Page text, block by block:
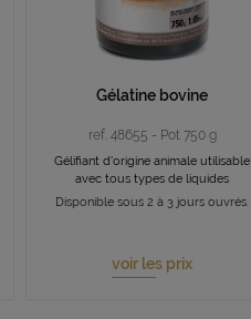
Gélatine bovine
ref. 48655 - Pot 750 g
Gélifiant d'origine animale utilisable
avec tous types de liquides
Disponible sous 2 à 3 jours ouvrés.
voir les prix